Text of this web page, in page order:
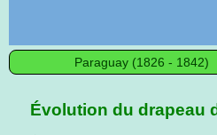
Paraguay (1826 - 1842)
Évolution du drapeau